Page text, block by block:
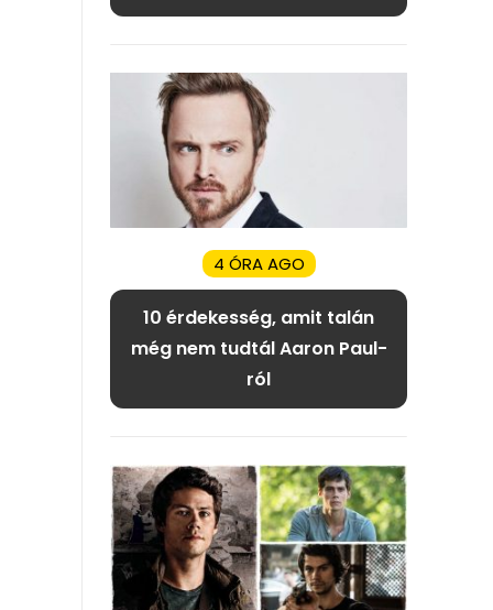
4 ÓRA AGO
10 érdekesség, amit talán
még nem tudtál Aaron Paul-
ról